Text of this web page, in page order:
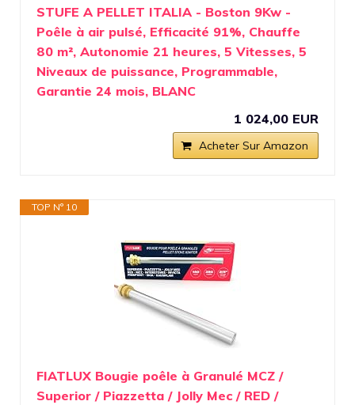
STUFE A PELLET ITALIA - Boston 9Kw -
Poêle à air pulsé, Efficacité 91%, Chauffe
80 m², Autonomie 21 heures, 5 Vitesses, 5
Niveaux de puissance, Programmable,
Garantie 24 mois, BLANC
1 024,00 EUR
Acheter Sur Amazon
TOP N° 10
FIATLUX Bougie poêle à Granulé MCZ /
Superior / Piazzetta / Jolly Mec / RED /